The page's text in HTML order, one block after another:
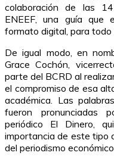
colaboración de las
ENEEF, una guía que
formato digital, para todo
De igual modo, en
Grace Cochón,
parte del BCRD al
el compromiso de esa
académica. Las
fueron pronunciadas
periódico El Dinero,
importancia de este tipo
del periodismo